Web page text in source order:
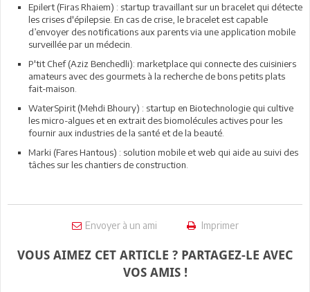
Epilert (Firas Rhaiem) : startup travaillant sur un bracelet qui détecte
les crises d'épilepsie. En cas de crise, le bracelet est capable
d’envoyer des notifications aux parents via une application mobile
surveillée par un médecin.
P'tit Chef (Aziz Benchedli): marketplace qui connecte des cuisiniers
amateurs avec des gourmets à la recherche de bons petits plats
fait-maison.
WaterSpirit (Mehdi Bhoury) : startup en Biotechnologie qui cultive
les micro-algues et en extrait des biomolécules actives pour les
fournir aux industries de la santé et de la beauté.
Marki (Fares Hantous) : solution mobile et web qui aide au suivi des
tâches sur les chantiers de construction.
Envoyer à un ami Imprimer
VOUS AIMEZ CET ARTICLE ? PARTAGEZ-LE AVEC
VOS AMIS !